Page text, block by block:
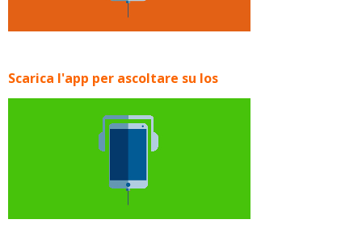
Scarica l'app per ascoltare su Ios